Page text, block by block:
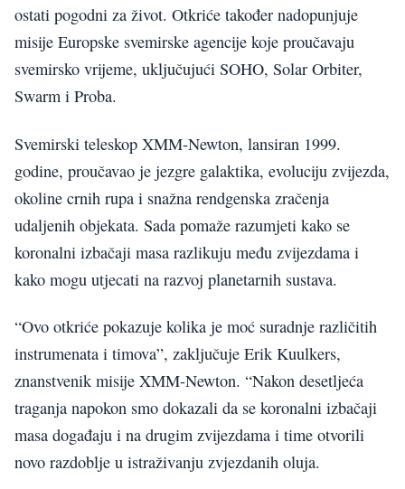
ostati pogodni za život. Otkriće također nadopunjuje
misije Europske svemirske agencije koje proučavaju
svemirsko vrijeme, uključujući SOHO, Solar Orbiter,
Swarm i Proba.
Svemirski teleskop XMM-Newton, lansiran 1999.
godine, proučavao je jezgre galaktika, evoluciju zvijezda,
okoline crnih rupa i snažna rendgenska zračenja
udaljenih objekata. Sada pomaže razumjeti kako se
koronalni izbačaji masa razlikuju među zvijezdama i
kako mogu utjecati na razvoj planetarnih sustava.
“Ovo otkriće pokazuje kolika je moć suradnje različitih
instrumenata i timova”, zaključuje Erik Kuulkers,
znanstvenik misije XMM-Newton. “Nakon desetljeća
traganja napokon smo dokazali da se koronalni izbačaji
masa događaju i na drugim zvijezdama i time otvorili
novo razdoblje u istraživanju zvjezdanih oluja.